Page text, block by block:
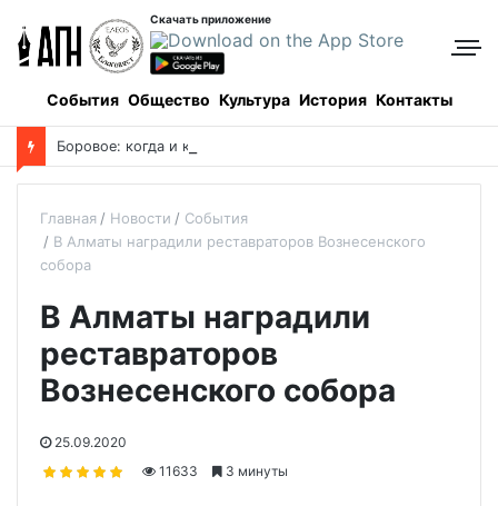
Скачать приложение
События Общество Культура История Контакты
Боровое: когда и как все начиналось, и кто все начинал
Главная Новости
События
В Алматы наградили реставраторов Вознесенского
собора
В Алматы наградили
реставраторов
Вознесенского собора
25.09.2020
11633
3 минуты